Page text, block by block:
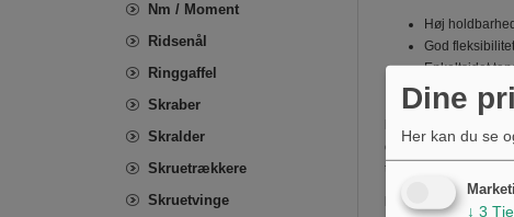
Høj
God
Enkeltsidet
og fastgørelsesprofil
tykkelse (0,6 mm).
Bemærkninger:
Nm / Moment
Ridsenål
Ringgaffel
Skraber
Skralder
Skruetrækkere
Skruetvinge
Dine
Her kan du se
↓ 3